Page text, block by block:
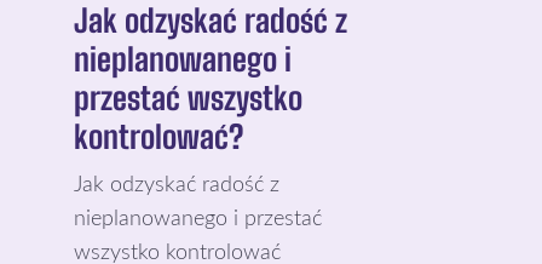
Jak odzyskać radość z
nieplanowanego i
przestać wszystko
kontrolować?
Jak odzyskać radość z
nieplanowanego i przestać
wszystko kontrolować